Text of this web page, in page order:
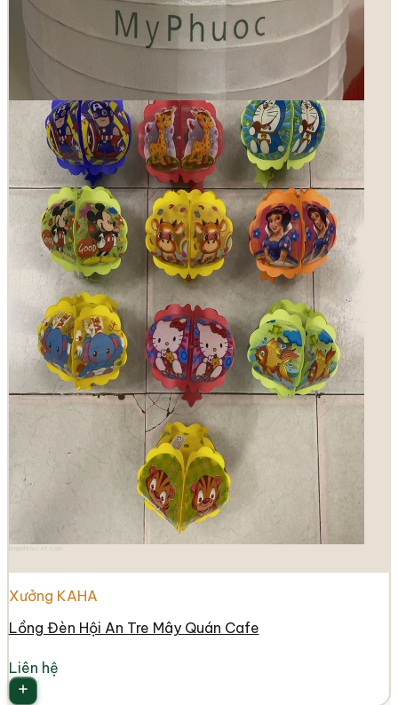
Xưởng KAHA
Lồng Đèn Hội An Tre Mây Quán Cafe
Liên hệ